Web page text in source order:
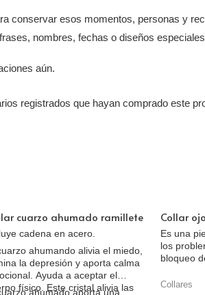
conservar esos momentos, personas y
nombres, fechas o diseños
aún.
registrados que hayan comprado este
cuarzo ahumado ramillete
cadena en acero.
ahumando alivia el miedo,
la depresión y aporta calma
Ayuda a aceptar el
físico. Este cristal alivia las
ahumado aporta una
Collar
Es una
los
bloqueo
Collares